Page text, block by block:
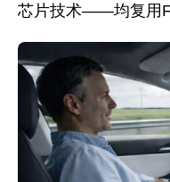
芯片技术——均复用